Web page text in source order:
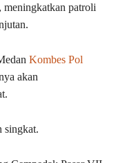
meningkatkan patroli
Kombes Pol
akan
singkat.